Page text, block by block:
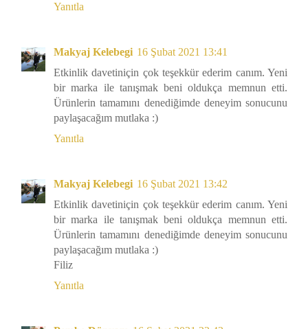
Yanıtla
Makyaj Kelebegi 16 Şubat 2021 13:41
Etkinlik davetiniçin çok teşekkür ederim canım. Yeni
bir marka ile tanışmak beni oldukça memnun etti.
Ürünlerin tamamını denediğimde deneyim sonucunu
paylaşacağım mutlaka :)
Yanıtla
Makyaj Kelebegi 16 Şubat 2021 13:42
Etkinlik davetiniçin çok teşekkür ederim canım. Yeni
bir marka ile tanışmak beni oldukça memnun etti.
Ürünlerin tamamını denediğimde deneyim sonucunu
paylaşacağım mutlaka :)
Filiz
Yanıtla